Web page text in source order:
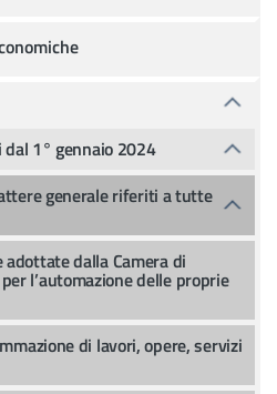
1° gennaio 2024
generale riferiti a tutte
dalla Camera di
l’automazione delle proprie
di lavori, opere, servizi